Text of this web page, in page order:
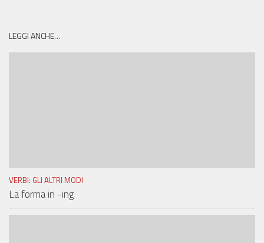
LEGGI ANCHE…
VERBI: GLI ALTRI MODI
La forma in -ing